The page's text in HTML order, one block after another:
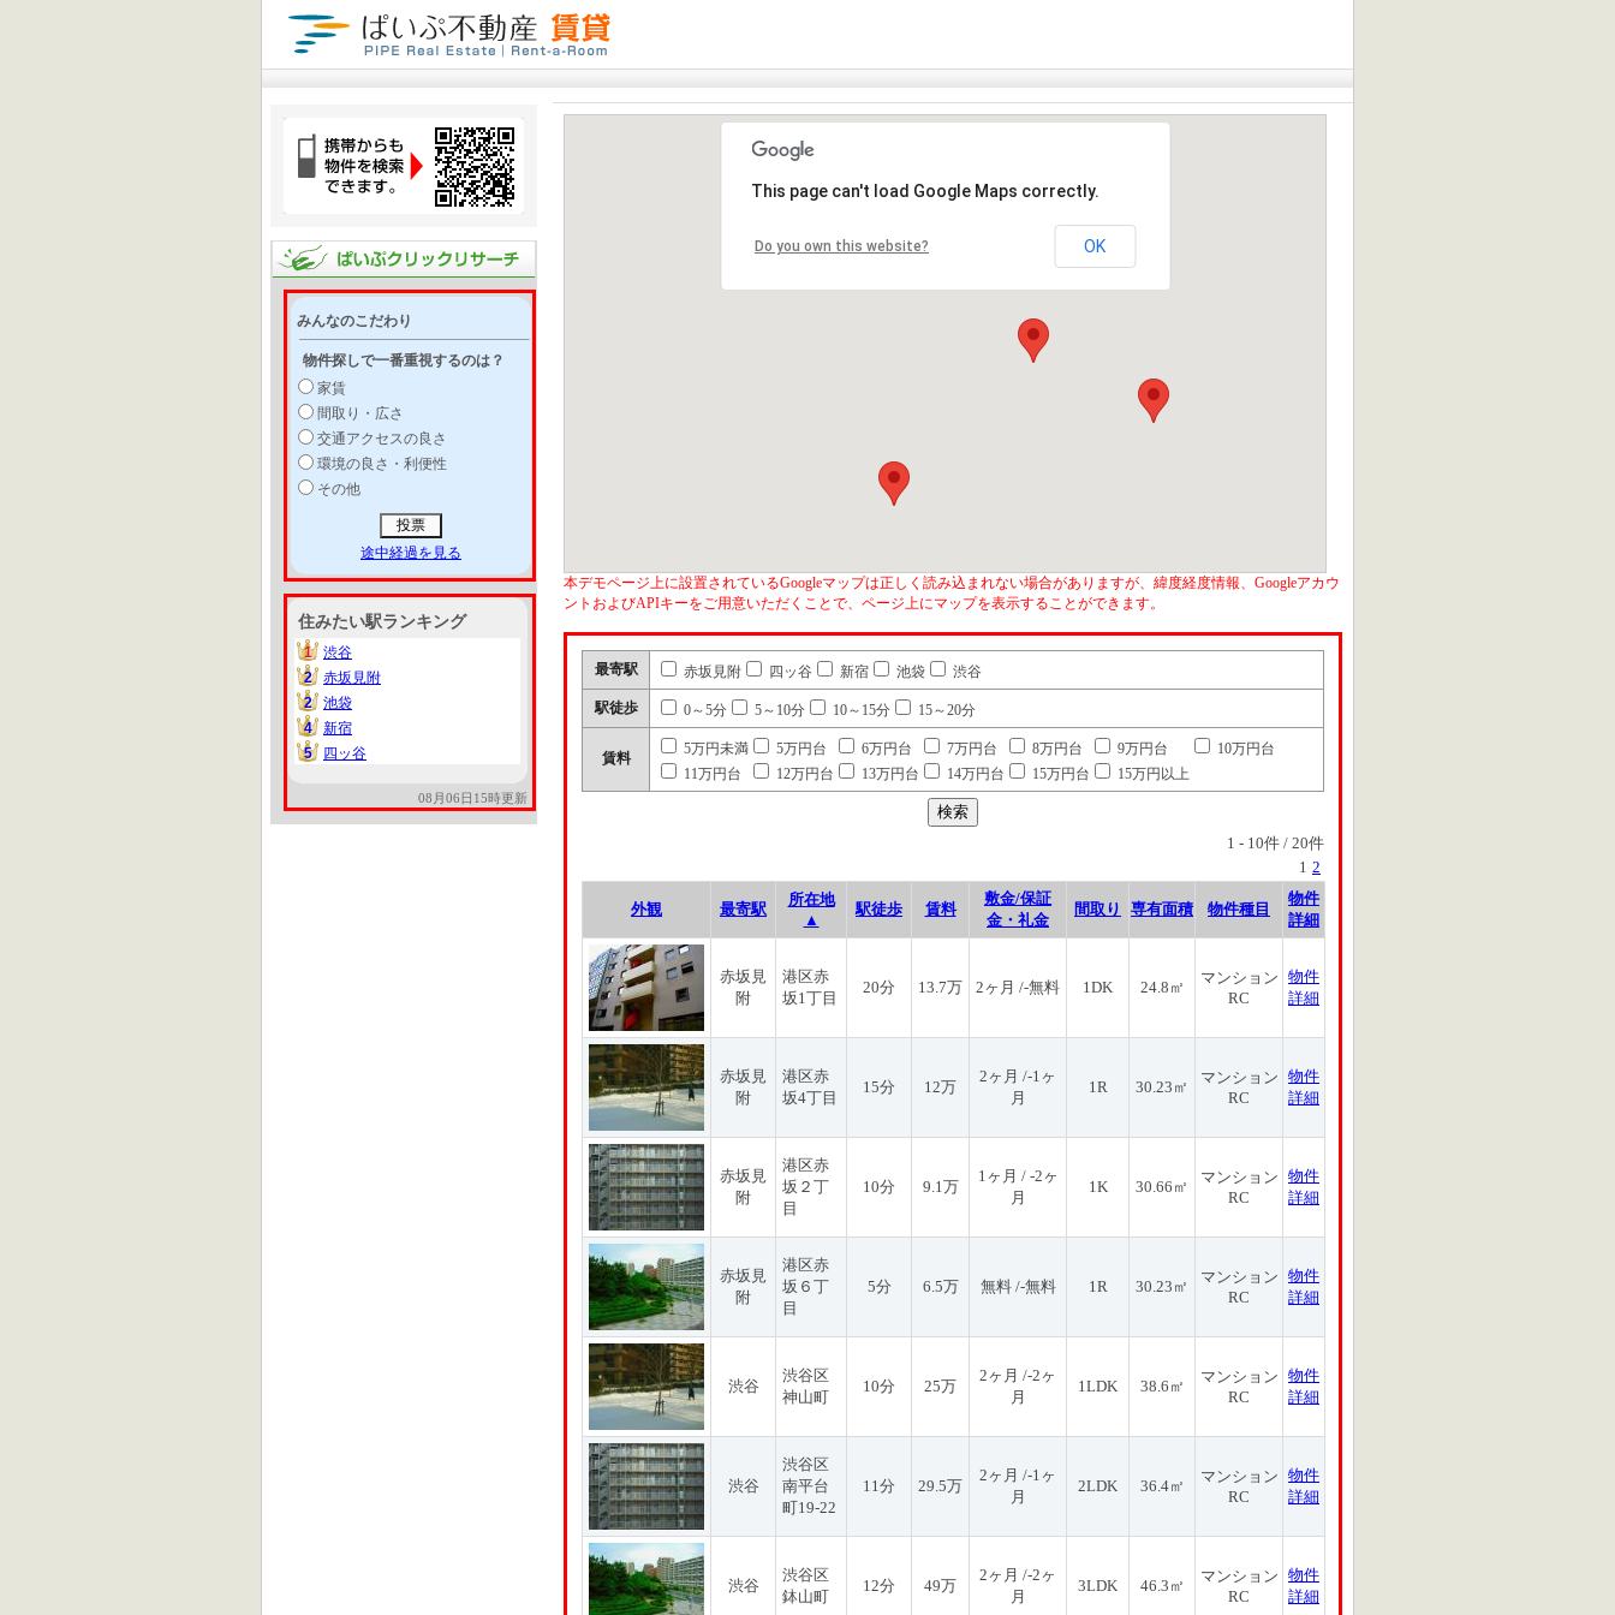
みんなのこだわり
物件探しで一番重視するのは？
家賃
間取り・広さ
交通アクセスの良さ
環境の良さ・利便性
その他
途中経過を見る
住みたい駅ランキング
1
1
渋谷
2
2
赤坂見附
2
2
池袋
4
4
新宿
5
5 四ッ谷
08月06日15時更新
This page can't load Google Maps correctly.
Do you own this website? OK
本デモページ上に設置されているGoogleマップは正しく読み込まれない場合がありますが、緯度経度情報、Googleアカウ
ントおよびAPIキーをご用意いただくことで、ページ上にマップを表示することができます。
最寄駅 赤坂見附 四ッ谷 新宿 池袋 渋谷
駅徒歩 0～5分 5～10分 10～15分 15～20分
賃料
5万円未満 5万円台 6万円台 7万円台 8万円台 9万円台
10万円台
11万円台
12万円台 13万円台 14万円台 15万円台 15万円以上
1 - 10件 / 20件
1 2
外観 最寄駅
所在地
▲
駅徒歩 賃料
敷金/保証
金・礼金
間取り 専有面積 物件種目
物件
詳細
赤坂見
附
港区赤
坂1丁目
20分 13.7万 2ヶ月 /-無料 1DK 24.8㎡
マンション
RC
物件
詳細
赤坂見
附
港区赤
坂4丁目
15分 12万
2ヶ月 /-1ヶ
月
1R 30.23㎡
マンション
RC
物件
詳細
赤坂見
附
港区赤
坂２丁
目
10分 9.1万
1ヶ月 / -2ヶ
月
1K 30.66㎡
マンション
RC
物件
詳細
赤坂見
附
港区赤
坂６丁
目
5分 6.5万 無料 /-無料 1R 30.23㎡
マンション
RC
物件
詳細
渋谷
渋谷区
神山町
10分 25万
2ヶ月 /-2ヶ
月
1LDK 38.6㎡
マンション
RC
物件
詳細
渋谷
渋谷区
南平台
町19-22
11分 29.5万
2ヶ月 /-1ヶ
月
2LDK 36.4㎡
マンション
RC
物件
詳細
渋谷
渋谷区
鉢山町
12分 49万
2ヶ月 /-2ヶ
月
3LDK 46.3㎡
マンション
RC
物件
詳細